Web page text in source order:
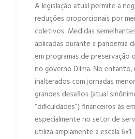
A legislação atual permite a
reduções proporcionais por
coletivos. Medidas
aplicadas durante a pandemia
em programas de preservação
no governo Dilma. No entanto,
inalterados com jornadas
grandes desafios (atual
“dificuldades”) financeiros às
especialmente no setor de
utiliza amplamente a escala 6x1.